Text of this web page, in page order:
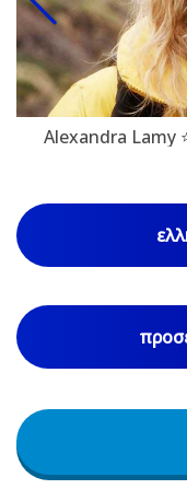
Alexandra Lamy